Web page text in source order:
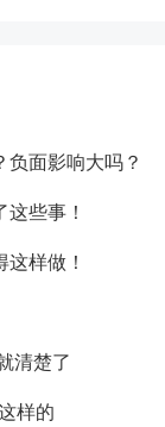
面影响大吗？
些事！
样做！
清楚了
样的